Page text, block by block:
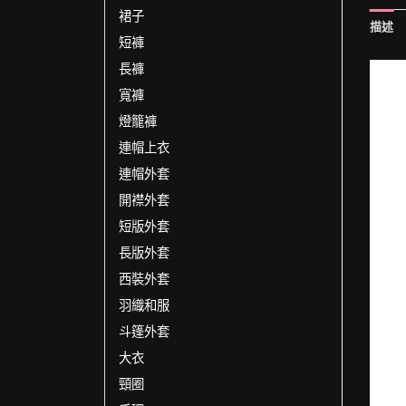
裙子
短褲
長褲
寬褲
燈籠褲
連帽上衣
連帽外套
開襟外套
短版外套
長版外套
西裝外套
羽織和服
斗篷外套
大衣
頸圈
描述